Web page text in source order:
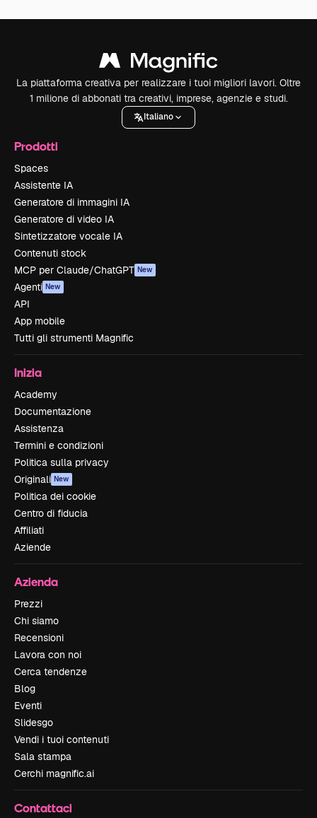
La piattaforma creativa per realizzare i tuoi migliori lavori. Oltre
1 milione di abbonati tra creativi, imprese, agenzie e studi.
Italiano
Prodotti
Spaces
Assistente IA
Generatore di immagini IA
Generatore di video IA
Sintetizzatore vocale IA
Contenuti stock
MCP per Claude/ChatGPT New
Agenti New
API
App mobile
Tutti gli strumenti Magnific
Inizia
Academy
Documentazione
Assistenza
Termini e condizioni
Politica sulla privacy
Originali New
Politica dei cookie
Centro di fiducia
Affiliati
Aziende
Azienda
Prezzi
Chi siamo
Recensioni
Lavora con noi
Cerca tendenze
Blog
Eventi
Slidesgo
Vendi i tuoi contenuti
Sala stampa
Cerchi magnific.ai
Contattaci